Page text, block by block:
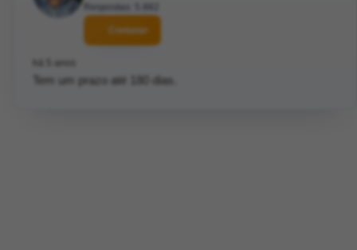
Respostas: 5.882
Contatar
há 5 anos
Tem um prazo até 180 dias.